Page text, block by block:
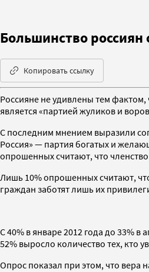
Большинство
Копировать ссылку
Россияне не удивлены тем фактом,
является «партией жуликов и
С последним мнением выразили
Россия» — партия богатых и
опрошенных считают, что
Лишь 10% опрошенных считают,
граждан заботят лишь их
С 40% в январе 2012 года до 33%
52% выросло количество тех, кто
Опрос показал при этом, что вера